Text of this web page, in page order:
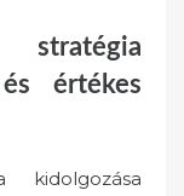
értékes
kidolgozása